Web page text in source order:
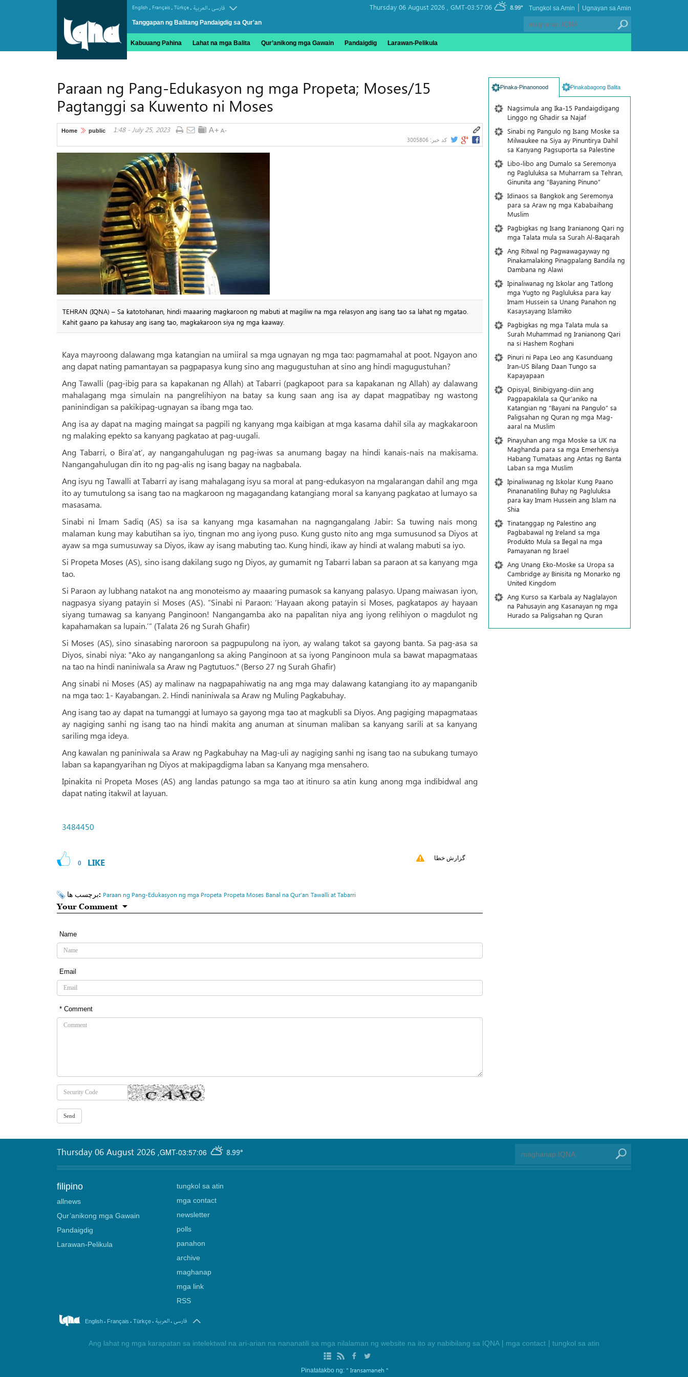
English . Français. Türkçe. العربیة.فارسی
Tanggapan ng Balitang Pandaigdig sa Qur'an
Thursday 06 August 2026 , GMT-03:57:06 8.99° Ugnayan sa Amin
|
Tungkol sa Amin
Kabuuang Pahina Lahat na mga Balita Qur’anikong mga Gawain Pandaigdig Larawan-Pelikula
Paraan ng Pang-Edukasyon ng mga Propeta; Moses/15
Pagtanggi sa Kuwento ni Moses
Home public 1:48 - July 25, 2023
کد خبر:3005806
TEHRAN (IQNA) – Sa katotohanan, hindi maaaring magkaroon ng mabuti at magiliw na mga relasyon ang isang tao sa lahat ng mgatao.
Kahit gaano pa kahusay ang isang tao, magkakaroon siya ng mga kaaway.
Kaya mayroong dalawang mga katangian na umiiral sa mga ugnayan ng mga tao: pagmamahal at poot. Ngayon ano
ang dapat nating pamantayan sa pagpapasya kung sino ang magugustuhan at sino ang hindi magugustuhan?
Ang Tawalli (pag-ibig para sa kapakanan ng Allah) at Tabarri (pagkapoot para sa kapakanan ng Allah) ay dalawang
mahalagang mga simulain na pangrelihiyon na batay sa kung saan ang isa ay dapat magpatibay ng wastong
paninindigan sa pakikipag-ugnayan sa ibang mga tao.
Ang isa ay dapat na maging maingat sa pagpili ng kanyang mga kaibigan at mga kasama dahil sila ay magkakaroon
ng malaking epekto sa kanyang pagkatao at pag-uugali.
Ang Tabarri, o Bira’at’, ay nangangahulugan ng pag-iwas sa anumang bagay na hindi kanais-nais na makisama.
Nangangahulugan din ito ng pag-alis ng isang bagay na nagbabala.
Ang isyu ng Tawalli at Tabarri ay isang mahalagang isyu sa moral at pang-edukasyon na mgalarangan dahil ang mga
ito ay tumutulong sa isang tao na magkaroon ng magagandang katangiang moral sa kanyang pagkatao at lumayo sa
masasama.
Sinabi ni Imam Sadiq (AS) sa isa sa kanyang mga kasamahan na nagngangalang Jabir: Sa tuwing nais mong
malaman kung may kabutihan sa iyo, tingnan mo ang iyong puso. Kung gusto nito ang mga sumusunod sa Diyos at
ayaw sa mga sumusuway sa Diyos, ikaw ay isang mabuting tao. Kung hindi, ikaw ay hindi at walang mabuti sa iyo.
Si Propeta Moses (AS), sino isang dakilang sugo ng Diyos, ay gumamit ng Tabarri laban sa paraon at sa kanyang mga
tao.
Si Paraon ay lubhang natakot na ang monoteismo ay maaaring pumasok sa kanyang palasyo. Upang maiwasan iyon,
nagpasya siyang patayin si Moses (AS). “Sinabi ni Paraon: ‘Hayaan akong patayin si Moses, pagkatapos ay hayaan
siyang tumawag sa kanyang Panginoon! Nangangamba ako na papalitan niya ang iyong relihiyon o magdulot ng
kapahamakan sa lupain.’” (Talata 26 ng Surah Ghafir)
Si Moses (AS), sino sinasabing naroroon sa pagpupulong na iyon, ay walang takot sa gayong banta. Sa pag-asa sa
Diyos, sinabi niya: "Ako ay nanganganlong sa aking Panginoon at sa iyong Panginoon mula sa bawat mapagmataas
na tao na hindi naniniwala sa Araw ng Pagtutuos." (Berso 27 ng Surah Ghafir)
Ang sinabi ni Moses (AS) ay malinaw na nagpapahiwatig na ang mga may dalawang katangiang ito ay mapanganib
na mga tao: 1- Kayabangan. 2. Hindi naniniwala sa Araw ng Muling Pagkabuhay.
Ang isang tao ay dapat na tumanggi at lumayo sa gayong mga tao at magkubli sa Diyos. Ang pagiging mapagmataas
ay nagiging sanhi ng isang tao na hindi makita ang anuman at sinuman maliban sa kanyang sarili at sa kanyang
sariling mga ideya.
Ang kawalan ng paniniwala sa Araw ng Pagkabuhay na Mag-uli ay nagiging sanhi ng isang tao na subukang tumayo
laban sa kapangyarihan ng Diyos at makipagdigma laban sa Kanyang mga mensahero.
Ipinakita ni Propeta Moses (AS) ang landas patungo sa mga tao at itinuro sa atin kung anong mga indibidwal ang
dapat nating itakwil at layuan.
3484450
0 LIKE گزارش خطا
برچسب ها: Paraan ng Pang-Edukasyon ng mga Propeta Propeta Moses Banal na Qur’an Tawalli at Tabarri
Your Comment
Name
Email
* Comment
Pinaka-Pinanonood Pinakabagong Balita
Nagsimula ang Ika-15 Pandaigdigang
Linggo ng Ghadir sa Najaf
Sinabi ng Pangulo ng Isang Moske sa
Milwaukee na Siya ay Pinuntirya Dahil
sa Kanyang Pagsuporta sa Palestine
Libo-libo ang Dumalo sa Seremonya
ng Pagluluksa sa Muharram sa Tehran,
Ginunita ang “Bayaning Pinuno”
Idinaos sa Bangkok ang Seremonya
para sa Araw ng mga Kababaihang
Muslim
Pagbigkas ng Isang Iranianong Qari ng
mga Talata mula sa Surah Al-Baqarah
Ang Ritwal ng Pagwawagayway ng
Pinakamalaking Pinagpalang Bandila ng
Dambana ng Alawi
Ipinaliwanag ng Iskolar ang Tatlong
mga Yugto ng Pagluluksa para kay
Imam Hussein sa Unang Panahon ng
Kasaysayang Islamiko
Pagbigkas ng mga Talata mula sa
Surah Muhammad ng Iranianong Qari
na si Hashem Roghani
Pinuri ni Papa Leo ang Kasunduang
Iran-US Bilang Daan Tungo sa
Kapayapaan
Opisyal, Binibigyang-diin ang
Pagpapakilala sa Qur’aniko na
Katangian ng “Bayani na Pangulo” sa
Paligsahan ng Quran ng mga Mag-
aaral na Muslim
Pinayuhan ang mga Moske sa UK na
Maghanda para sa mga Emerhensiya
Habang Tumataas ang Antas ng Banta
Laban sa mga Muslim
Ipinaliwanag ng Iskolar Kung Paano
Pinananatiling Buhay ng Pagluluksa
para kay Imam Hussein ang Islam na
Shia
Tinatanggap ng Palestino ang
Pagbabawal ng Ireland sa mga
Produkto Mula sa Ilegal na mga
Pamayanan ng Israel
Ang Unang Eko-Moske sa Uropa sa
Cambridge ay Binisita ng Monarko ng
United Kingdom
Ang Kurso sa Karbala ay Naglalayon
na Pahusayin ang Kasanayan ng mga
Hurado sa Paligsahan ng Quran
GMT-03:57:06 8.99°
Thursday 06 August 2026 ,
filipino
allnews
Qur’anikong mga Gawain
Pandaigdig
Larawan-Pelikula
tungkol sa atin
mga contact
newsletter
polls
panahon
archive
maghanap
mga link
RSS
English. Français . Türkçe. العربیة.فارسی
Ang lahat ng mga karapatan sa intelektwal na ari-arian na nananatili sa mga nilalaman ng website na ito ay nabibilang sa IQNA mga contact tungkol sa atin
Pinatatakbo ng: " Iransamaneh "